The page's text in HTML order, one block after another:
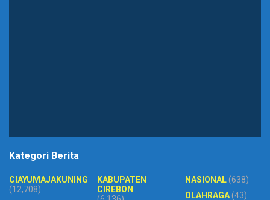
Kategori Berita
CIAYUMAJAKUNING
(12,708)
KABUPATEN
CIREBON
NASIONAL(638)
OLAHRAGA(43)